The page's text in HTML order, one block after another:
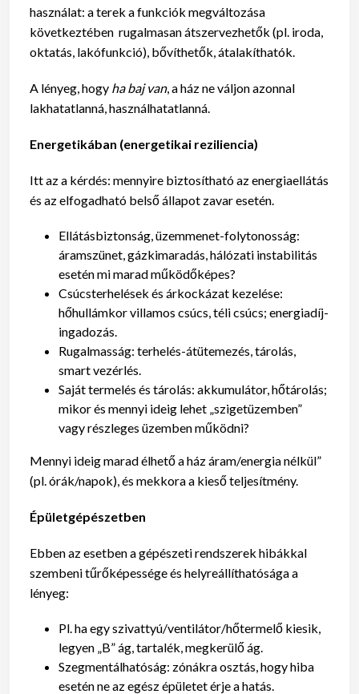
használat: a terek a funkciók megváltozása
következtében rugalmasan átszervezhetők (pl. iroda,
oktatás, lakófunkció), bővíthetők, átalakíthatók.
A lényeg, hogy ha baj van, a ház ne váljon azonnal
lakhatatlanná, használhatatlanná.
Energetikában (energetikai reziliencia)
Itt az a kérdés: mennyire biztosítható az energiaellátás
és az elfogadható belső állapot zavar esetén.
Ellátásbiztonság, üzemmenet-folytonosság:
áramszünet, gázkimaradás, hálózati instabilitás
esetén mi marad működőképes?
Csúcsterhelések és árkockázat kezelése:
hőhullámkor villamos csúcs, téli csúcs; energiadíj-
ingadozás.
Rugalmasság: terhelés-átütemezés, tárolás,
smart vezérlés.
Saját termelés és tárolás: akkumulátor, hőtárolás;
mikor és mennyi ideig lehet „szigetüzemben”
vagy részleges üzemben működni?
Mennyi ideig marad élhető a ház áram/energia nélkül”
(pl. órák/napok), és mekkora a kieső teljesítmény.
Épületgépészetben
Ebben az esetben a gépészeti rendszerek hibákkal
szembeni tűrőképessége és helyreállíthatósága a
lényeg:
Pl. ha egy szivattyú/ventilátor/hőtermelő kiesik,
legyen „B” ág, tartalék, megkerülő ág.
Szegmentálhatóság: zónákra osztás, hogy hiba
esetén ne az egész épületet érje a hatás.